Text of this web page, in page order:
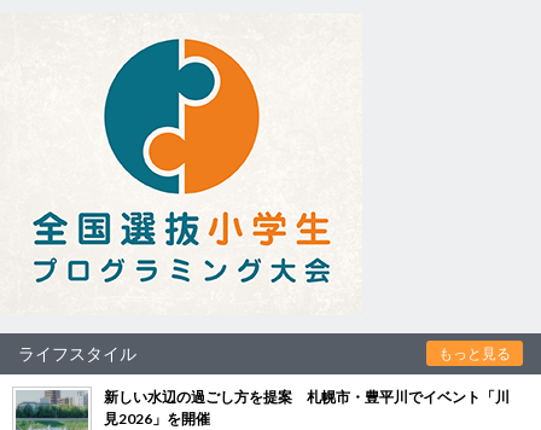
ライフスタイル もっと見る
新しい水辺の過ごし方を提案 札幌市・豊平川でイベント「川
見2026」を開催